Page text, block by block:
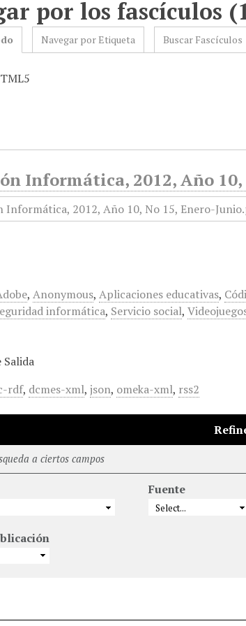
por los fascículos
Navegar por Etiqueta Buscar Fascículos
Informática, 2012, Año
,Anonymous,Aplicaciones educativas,
informática, Servicio social,
Salida
rdf, dcmes-xml,json, omeka-xml, rss2
a ciertos campos
Fuente